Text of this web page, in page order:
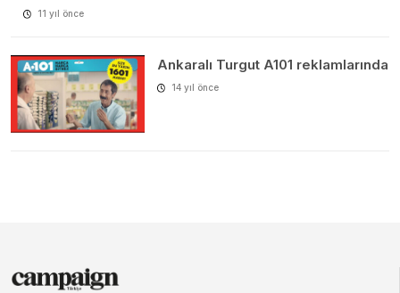
11 yıl önce
Ankaralı Turgut A101 reklamlarında
14 yıl önce